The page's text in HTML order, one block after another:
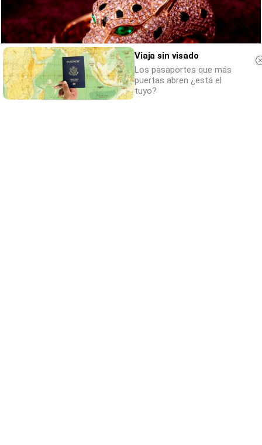
Viaja sin visado
Los pasaportes que más
puertas abren ¿está el
tuyo?